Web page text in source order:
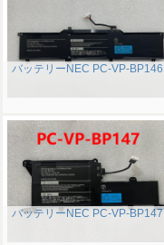
バッテリーNEC PC-VP-BP146
バッテリーNEC PC-VP-BP147